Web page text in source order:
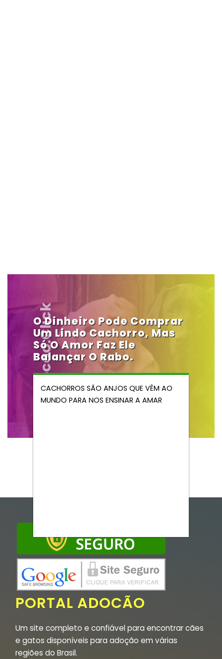
Vendocao.click
O Dinheiro Pode Comprar
Um Lindo Cachorro, Mas
Só O Amor Faz Ele
Balançar O Rabo.
CACHORROS SÃO ANJOS QUE VÊM AO
MUNDO PARA NOS ENSINAR A AMAR
PORTAL ADOCÃO
Um site completo e confiável para encontrar cães
e gatos disponíveis para adoção em várias
regiões do Brasil.